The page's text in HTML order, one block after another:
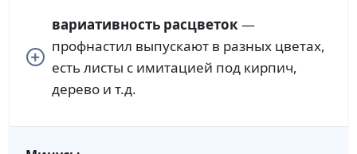
вариативность расцветок—
профнастил выпускают в разных цветах,
есть листы с имитацией под кирпич,
дерево и т.д.